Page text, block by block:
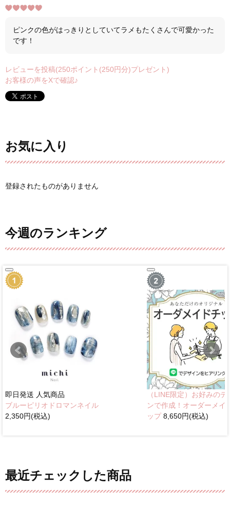
ピンクの色がはっきりとしていてラメもたくさんで可愛かった
です！
レビューを投稿(250ポイント(250円分)プレゼント)
お客様の声をXで確認♪
お気に入り
登録されたものがありません
今週のランキング
即日発送 人気商品
ブルーピリオドロマンネイル
2,350円(税込)
（LINE限定）お好みのデ
ンで作成！オーダーメイ
ップ8,650円(税込)
最近チェックした商品